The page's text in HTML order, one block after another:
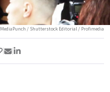
MediaPunch / Shutterstock Editorial / Profimedia